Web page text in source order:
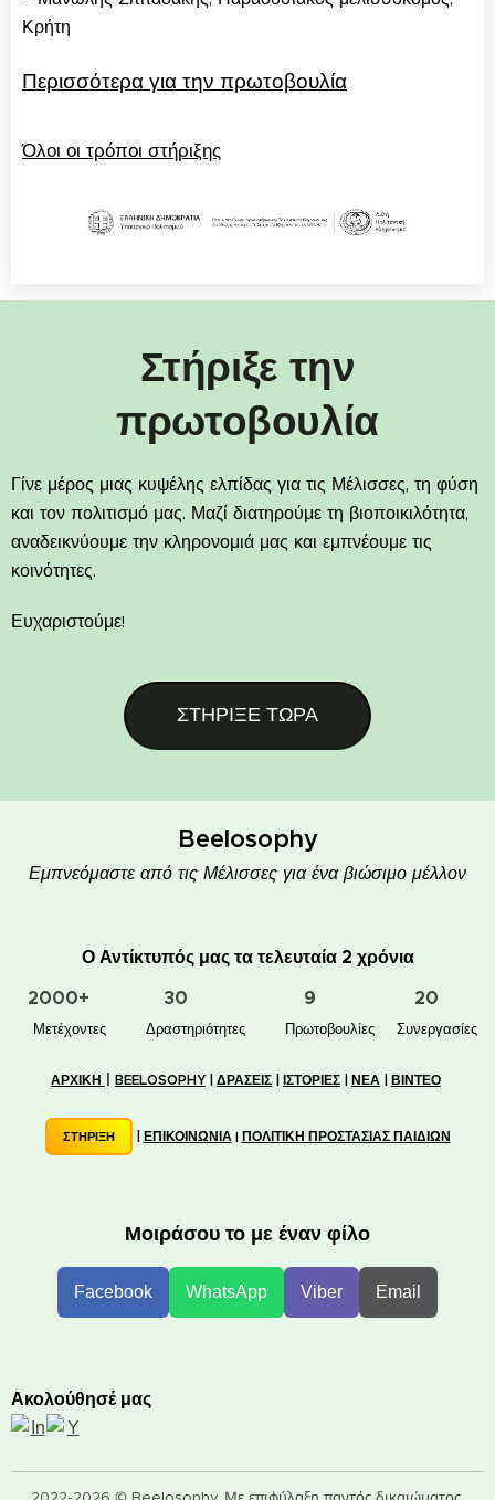
Κρήτη
Περισσότερα για την πρωτοβουλία
Όλοι οι τρόποι στήριξης
Στήριξε την
πρωτοβουλία
Γίνε μέρος μιας κυψέλης ελπίδας για τις Μέλισσες, τη φύση
και τον πολιτισμό μας. Μαζί διατηρούμε τη βιοποικιλότητα,
αναδεικνύουμε την κληρονομιά μας και εμπνέουμε τις
κοινότητες.
Ευχαριστούμε!
ΣΤΗΡΙΞΕ ΤΩΡΑ
Beelosophy
Εμπνεόμαστε από τις Μέλισσες για ένα βιώσιμο μέλλον
Ο Αντίκτυπός μας τα τελευταία 2 χρόνια
2000+
👥 Μετέχοντες
30
✋📚 Δραστηριότητες
9
🐝🏠 Πρωτοβουλίες
20
🤝 Συνεργασίες
ΑΡΧΙΚΗ | BEELOSOPHY| ΔΡΑΣΕΙΣ ΙΣΤΟΡΙΕΣ ΝΕΑ ΒΙΝΤΕΟ
ΣΤΗΡΙΞΗ ΕΠΙΚΟΙΝΩΝΙΑ | ΠΟΛΙΤΙΚΗ ΠΡΟΣΤΑΣΙΑΣ ΠΑΙΔΙΩΝ
Μοιράσου το με έναν φίλο
Facebook WhatsApp Viber Email
Ακολούθησέ μας